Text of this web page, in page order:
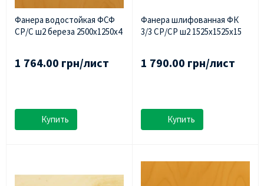
Фанера водостойкая ФСФ
СР/С ш2 береза 2500х1250х4
1 764.00 грн/лист
Купить
Фанера шлифованная ФК
3/3 СР/СР ш2 1525х1525х15
1 790.00 грн/лист
Купить